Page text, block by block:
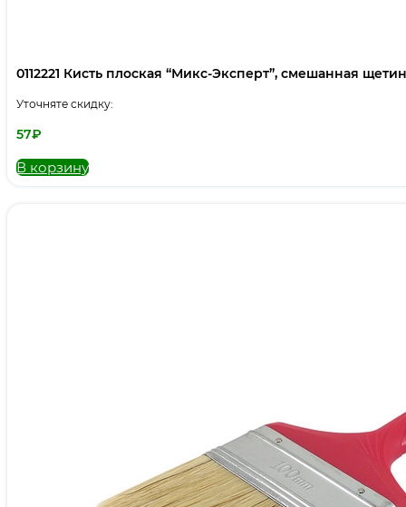
0112221 Кисть плоская “Микс-Эксперт”, смешанная
Уточняте скидку:
57₽
В корзину